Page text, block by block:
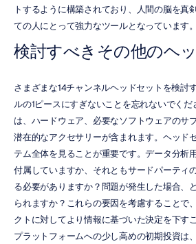
トするように構築されており、人間の脳を真
ての人にとって強力なツールとなっています。
検討すべきその他のヘ
さまざまな14チャンネルヘッドセットを検討
ルの1ピースにすぎないことを忘れないでく
は、ハードウェア、必要なソフトウェアのサ
潜在的なアクセサリーが含まれます。ヘッド
テム全体を見ることが重要です。データ分析
付属していますか、それともサードパーティ
る必要がありますか？問題が発生した場合、
られますか？これらの要因を考慮することで、
クトに対してより情報に基づいた決定を下す
プラットフォームへの少し高めの初期投資は